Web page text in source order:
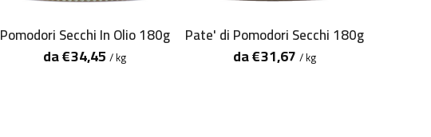
Pomodori Secchi In Olio 180g
da€34,45 / kg
Pate' di Pomodori Secchi 180g
da€31,67 / kg